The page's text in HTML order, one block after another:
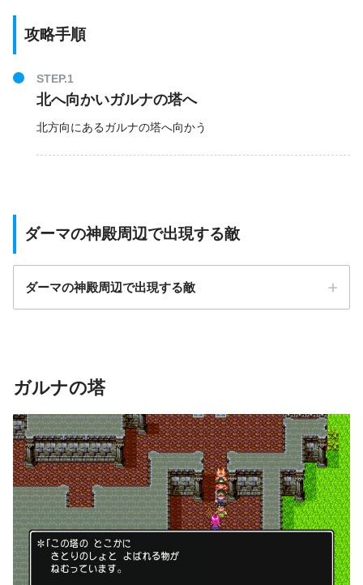
攻略手順
STEP.1
北へ向かいガルナの塔へ
北方向にあるガルナの塔へ向かう
ダーマの神殿周辺で出現する敵
ダーマの神殿周辺で出現する敵
げんじゅつし
EXP：128
お金：55G
マッドオックス
EXP：162
お金：45G
キャットバット
EXP：135
ガルナの塔